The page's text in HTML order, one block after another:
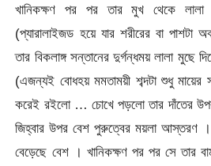
খানিকক্ষণ পর পর তার মুখ থেকে
(প্যারালাইজড হয়ে যার শরীরের বা পাশটা
তার বিকলাঙ্গ সন্তানের দুর্গন্ধময় লালা মুছে
(এজন্যই বোধহয় মমতাময়ী শব্দটা শুধু
করেই রইলো … চোখে পড়লো তার দাঁতের
জিহ্বার উপর বেশ পুরুত্বের ময়লা
বেড়েছে বেশ । খানিকক্ষণ পর পর সে তার